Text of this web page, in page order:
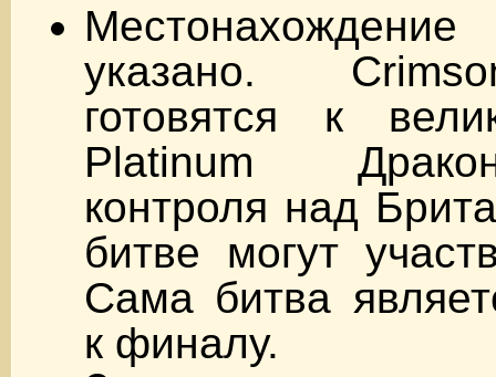
указано.
готовятся к
Platinum
контроля над
битве могут
Сама битва
к финалу.